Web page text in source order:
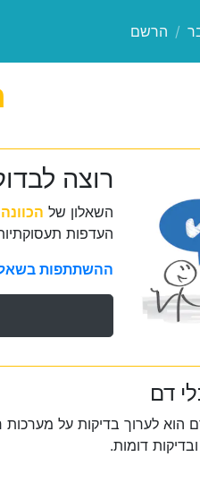
/ הרשם
רוצה
השאלון של הכוונה
העדפות
ההשתתפות
דם
הוא לערוך בדיקות על
דומות.